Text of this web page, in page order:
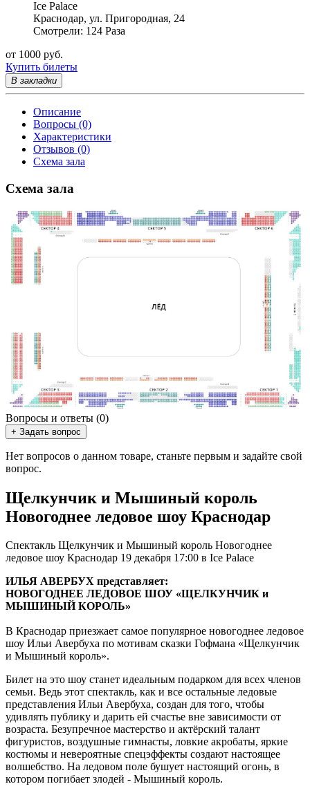
Ice Palace
Краснодар, ул. Пригородная, 24
Смотрели: 124 Раза
от 1000 руб.
Купить билеты
В закладки
Описание
Вопросы (0)
Характеристики
Отзывов (0)
Схема зала
Схема зала
Вопросы и ответы (0)
+ Задать вопрос
Нет вопросов о данном товаре, станьте первым и задайте свой
вопрос.
Щелкунчик и Мышиный король
Новогоднее ледовое шоу Краснодар
Спектакль Щелкунчик и Мышиный король Новогоднее
ледовое шоу Краснодар 19 декабря 17:00 в Ice Palace
ИЛЬЯ АВЕРБУХ представляет:
НОВОГОДНЕЕ ЛЕДОВОЕ ШОУ «ЩЕЛКУНЧИК и
МЫШИНЫЙ КОРОЛЬ»
В Краснодар приезжает самое популярное новогоднее ледовое
шоу Ильи Авербуха по мотивам сказки Гофмана «Щелкунчик
и Мышиный король».
Билет на это шоу станет идеальным подарком для всех членов
семьи. Ведь этот спектакль, как и все остальные ледовые
представления Ильи Авербуха, создан для того, чтобы
удивлять публику и дарить ей счастье вне зависимости от
возраста. Безупречное мастерство и актёрский талант
фигуристов, воздушные гимнасты, ловкие акробаты, яркие
костюмы и невероятные спецэффекты создают настоящее
волшебство. На ледовом поле бушует настоящий огонь, в
котором погибает злодей - Мышиный король.